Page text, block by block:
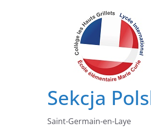
Sekcja
Saint-Germain-en-Laye